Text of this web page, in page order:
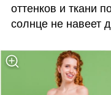
оттенков и ткани
солнце не навеет